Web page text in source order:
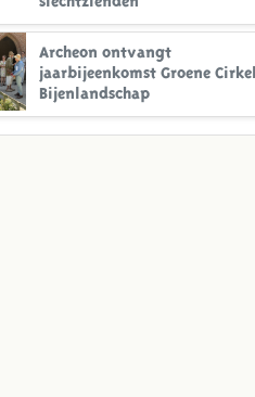
Archeon ontvangt
jaarbijeenkomst Groene Cirkel
Bijenlandschap